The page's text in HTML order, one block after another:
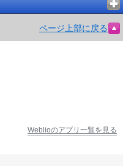
ページ上部に戻る
Weblioのアプリ一覧を見る